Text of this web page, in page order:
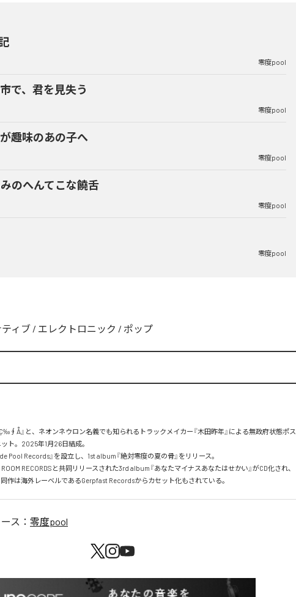
零度pool
で、君を見失う
零度pool
趣味のあの子へ
零度pool
のへんてこな饒舌
零度pool
零度pool
ィブ / エレクトロニック / ポップ
』と、ネオンネウロン名義でも知られるトラックメイカー『木田昨年』による無政府状態ポス
ト。2025年1月26日結成。
Pool Records』を設立し、1st album『絶対零度の夏の骨』をリリース。
RECORDSと共同リリースされた3rd album『あなたマイナスあなたはせかい』がCD化され、
作は海外レーベルであるGerpfast Recordsからカセット化もされている。
ス： 零度pool